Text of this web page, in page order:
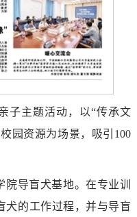
子主题活动，以“传承文
园资源为场景，吸引100
导盲犬基地。在专业训
犬的工作过程，并与导盲